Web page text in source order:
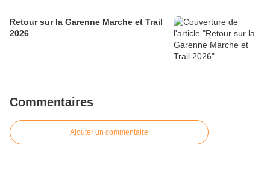
Retour sur la Garenne Marche et Trail
2026
Commentaires
Ajouter un commentaire